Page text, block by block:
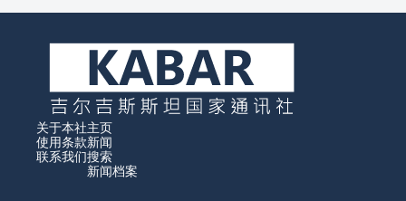
关于本社
使用条款
联系我们
主页
新闻
搜索
新闻档案